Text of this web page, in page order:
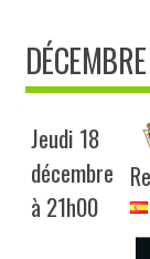
Jeudi 18
décembre
à 21h00